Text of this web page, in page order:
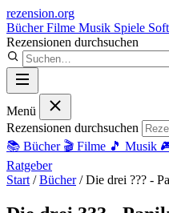
rezension.org
BücherFilme Musik Spiele
Rezensionen durchsuchen
Menü
Rezensionen durchsuchen
📚 Bücher 🎬 Filme 🎵 Musik
Ratgeber
Start / Bücher / Die drei ??? -